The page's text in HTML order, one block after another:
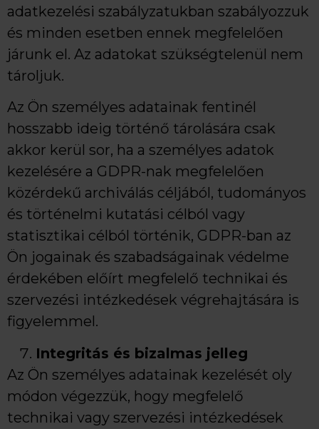
adatkezelési szabályzatukban szabályozzuk
és minden esetben ennek megfelelően
járunk el. Az adatokat szükségtelenül nem
tároljuk.
Az Ön személyes adatainak fentinél
hosszabb ideig történő tárolására csak
akkor kerül sor, ha a személyes adatok
kezelésére a GDPR-nak megfelelően
közérdekű archiválás céljából, tudományos
és történelmi kutatási célból vagy
statisztikai célból történik, GDPR-ban az
Ön jogainak és szabadságainak védelme
érdekében előírt megfelelő technikai és
szervezési intézkedések végrehajtására is
figyelemmel.
Integritás és bizalmas jelleg
Az Ön személyes adatainak kezelését oly
módon végezzük, hogy megfelelő
technikai vagy szervezési intézkedések